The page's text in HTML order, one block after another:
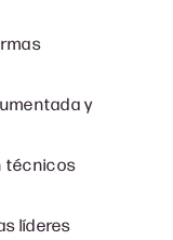
y
técnicos
líderes